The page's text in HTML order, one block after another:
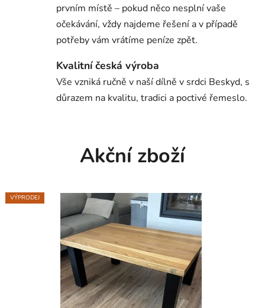
u
prvním místě – pokud něco nesplní vaše
očekávání, vždy najdeme řešení a v případě
potřeby vám vrátíme peníze zpět.
Kvalitní česká výroba
Vše vzniká ručně v naší dílně v srdci Beskyd, s
důrazem na kvalitu, tradici a poctivé řemeslo.
Akční zboží
VÝPRODEJ